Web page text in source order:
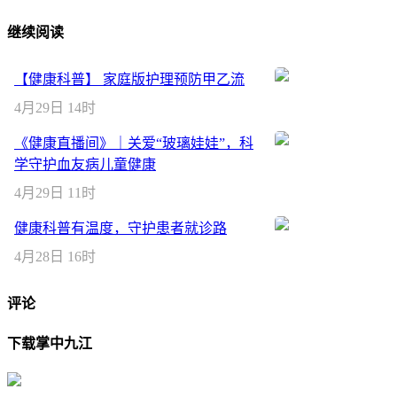
继续阅读
【健康科普】 家庭版护理预防甲乙流
4月29日 14时
《健康直播间》｜关爱“玻璃娃娃”，科
学守护血友病儿童健康
4月29日 11时
健康科普有温度，守护患者就诊路
4月28日 16时
评论
下载掌中九江